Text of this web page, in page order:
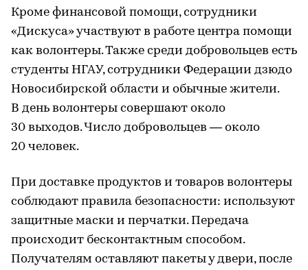
Кроме финансовой помощи, сотрудники
«Дискуса» участвуют в работе центра помощи
как волонтеры. Также среди добровольцев есть
студенты НГАУ, сотрудники Федерации дзюдо
Новосибирской области и обычные жители.
В день волонтеры совершают около
30 выходов. Число добровольцев — около
20 человек.
При доставке продуктов и товаров волонтеры
соблюдают правила безопасности: используют
защитные маски и перчатки. Передача
происходит бесконтактным способом.
Получателям оставляют пакеты у двери, после